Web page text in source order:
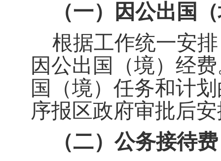
（一）因公出国
根据工作统一安排
因公出国（境）经
国（境）任务和计
序报区政府审批后
（二）公务接待费